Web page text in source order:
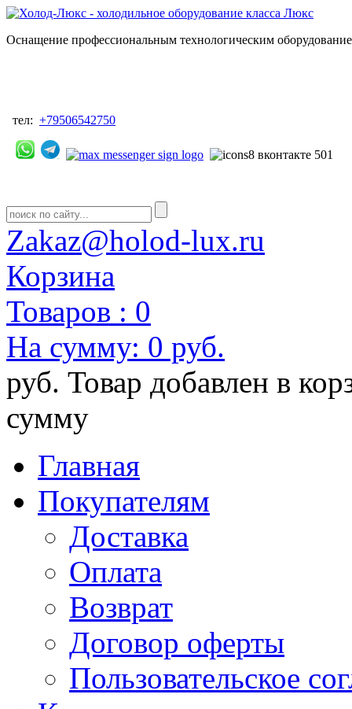
Оснащение профессиональным технологическим
тел: +79506542750
Zakaz@holod-lux.ru
Корзина
Товаров : 0
На сумму: 0 руб.
руб. Товар добавлен в
сумму
Главная
Покупателям
Доставка
Оплата
Возврат
Договор оферты
Пользовательское